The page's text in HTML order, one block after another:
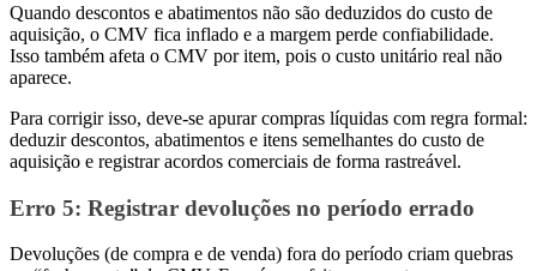
Quando descontos e abatimentos não são deduzidos do custo de
aquisição, o CMV fica inflado e a margem perde confiabilidade.
Isso também afeta o CMV por item, pois o custo unitário real não
aparece.
Para corrigir isso, deve-se apurar compras líquidas com regra formal:
deduzir descontos, abatimentos e itens semelhantes do custo de
aquisição e registrar acordos comerciais de forma rastreável.
Erro 5: Registrar devoluções no período errado
Devoluções (de compra e de venda) fora do período criam quebras